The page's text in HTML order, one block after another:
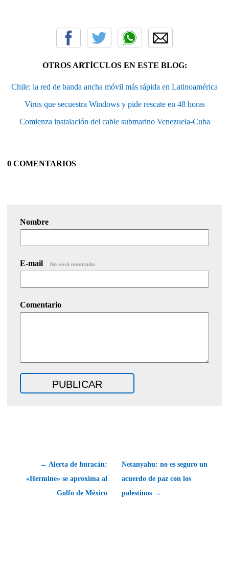
OTROS ARTÍCULOS EN ESTE BLOG:
Chile: la red de banda ancha móvil más rápida en Latinoamérica
Virus que secuestra Windows y pide rescate en 48 horas
Comienza instalación del cable submarino Venezuela-Cuba
0 COMENTARIOS
Nombre
E-mail No será mostrado.
Comentario
← Alerta de huracán:
«Hermine» se aproxima al
Golfo de México
Netanyahu: no es seguro un
acuerdo de paz con los
palestinos →